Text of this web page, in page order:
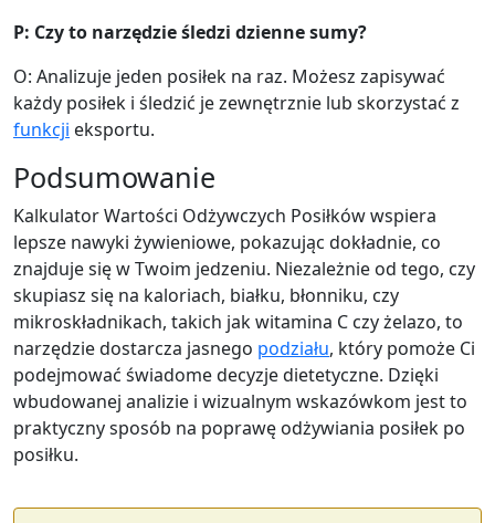
g Add
160
calories
2g
protein carbs fat
Per 100g
g Add
Mleko (pełne) Dairy
61 3.2g 4.8g 3.3g
P: Czy to narzędzie śledzi dzienne sumy?
O: Analizuje jeden posiłek na raz. Możesz zapisywać
każdy posiłek i śledzić je zewnętrznie lub skorzystać z
funkcji eksportu.
Podsumowanie
Kalkulator Wartości Odżywczych Posiłków wspiera
lepsze nawyki żywieniowe, pokazując dokładnie, co
znajduje się w Twoim jedzeniu. Niezależnie od tego, czy
skupiasz się na kaloriach, białku, błonniku, czy
mikroskładnikach, takich jak witamina C czy żelazo, to
narzędzie dostarcza jasnego podziału, który pomoże Ci
podejmować świadome decyzje dietetyczne. Dzięki
wbudowanej analizie i wizualnym wskazówkom jest to
praktyczny sposób na poprawę odżywiania posiłek po
posiłku.